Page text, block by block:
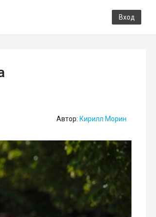
Вход
Автор: Кирилл Морин